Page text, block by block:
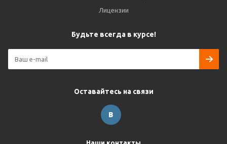
Лицензии
Будьте всегда в курсе!
Оставайтесь на связи
Наши контакты